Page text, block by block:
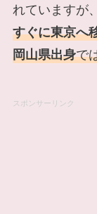
れていますが
すぐに東京へ
岡山県出身で
スポンサーリンク